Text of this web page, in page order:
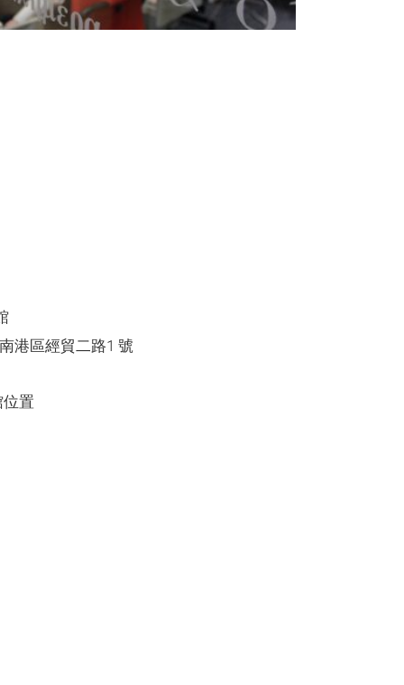
港區經貿二路1 號
位置